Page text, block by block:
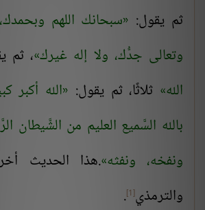
ثم يقول: سبحانك اللهم
وتعالى جدُّك، ولا إله غيرك ، ثم
الله ثلاثًا، ثم يقول: الله أكبر
بالله السَّميع العليم من الشَّيطان
ونفخه، ونفثه .هذا الحديث
والترمذي[1]
.